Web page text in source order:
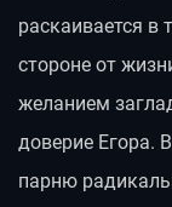
раскаивается в
стороне от
желанием
доверие Егора.
парню